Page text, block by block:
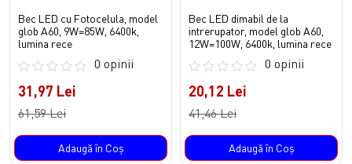
Bec LED cu Fotocelula, model
glob A60, 9W=85W, 6400k,
lumina rece
0 opinii
31,97 Lei
61,59 Lei
Adaugă în Coş
Bec LED dimabil de la
intrerupator, model glob A60,
12W=100W, 6400k, lumina rece
0 opinii
20,12 Lei
41,46 Lei
Adaugă în Coş